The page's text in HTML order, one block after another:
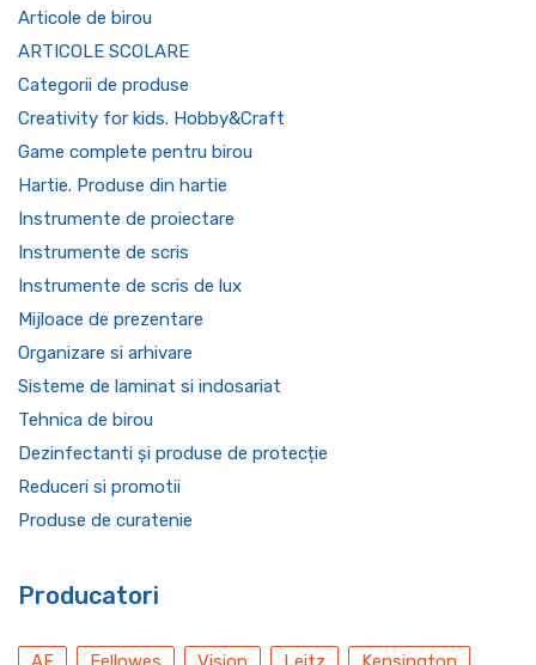
Articole de birou
ARTICOLE SCOLARE
Categorii de produse
Creativity for kids. Hobby&Craft
Game complete pentru birou
Hartie. Produse din hartie
Instrumente de proiectare
Instrumente de scris
Instrumente de scris de lux
Mijloace de prezentare
Organizare si arhivare
Sisteme de laminat si indosariat
Tehnica de birou
Dezinfectanti și produse de protecție
Reduceri si promotii
Produse de curatenie
Producatori